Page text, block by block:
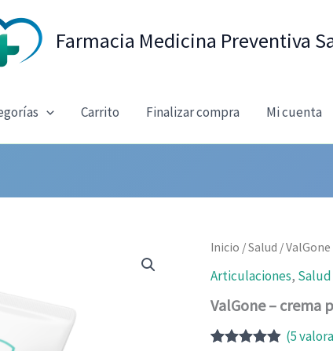
Farmacia Medicina Preventiva
Carrito Finalizar compra Mi cuenta
Inicio /Salud /
Articulaciones, Salud
ValGone – crema
(5